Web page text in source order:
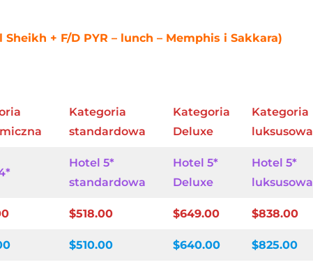
Sheikh + F/D PYR – lunch – Memphis i Sakkara)
Kategoria
standardowa
Kategoria
Deluxe
Kategoria
luksusowa
Hotel 5*
standardowa
Hotel 5*
Deluxe
Hotel 5*
luksusowa
$518.00 $649.00 $838.00
$510.00 $640.00 $825.00